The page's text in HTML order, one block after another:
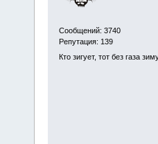
Сообщений: 3740
Репутация: 139
Кто зигует, тот без газа